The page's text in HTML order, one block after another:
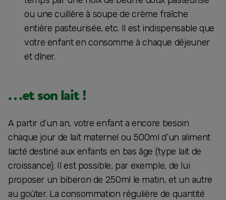
ou une cuillère à soupe de crème fraîche
entière pasteurisée, etc. Il est indispensable que
votre enfant en consomme à chaque déjeuner
et dîner.
…et son lait !
A partir d’un an, votre enfant a encore besoin
chaque jour de lait maternel ou 500ml d’un aliment
lacté destiné aux enfants en bas âge (type lait de
croissance). Il est possible, par exemple, de lui
proposer un biberon de 250ml le matin, et un autre
au goûter. La consommation régulière de quantité